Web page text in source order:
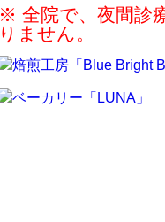
※ 全院で、夜間診
りません。